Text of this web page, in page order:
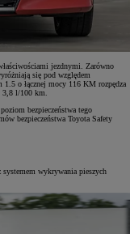
jezdnymi. Zarówno
się pod względem
o łącznej mocy 116 KM rozpędza
3,8 l/100 km.
bezpieczeństwa tego
bezpieczeństwa Toyota Safety
systemem wykrywania pieszych